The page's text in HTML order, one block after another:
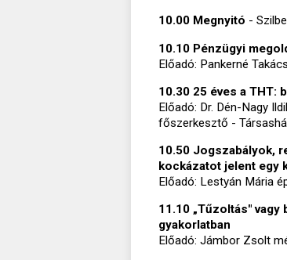
10.00 Megnyitó -
10.10 Pénzügyi
Előadó: Pankerné
10.30 25 éves a THT:
Előadó: Dr. Dén-Nagy
főszerkesztő -
10.50 Jogszabályok,
kockázatot jelent egy
Előadó: Lestyán Mária
11.10 „Tűzoltás"
gyakorlatban
Előadó: Jámbor Zsolt